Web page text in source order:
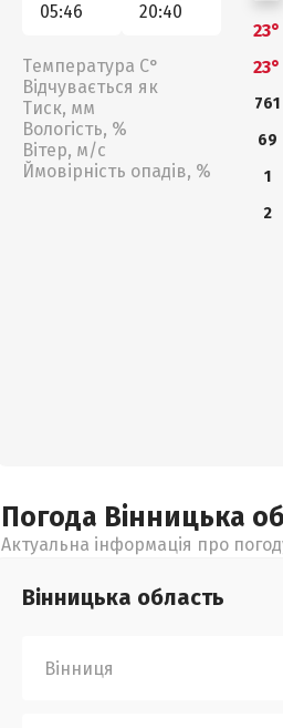
05:46
20:40
Температура С°
Відчувається як
Тиск, мм
Вологість, %
Вітер, м/с
Ймовірність опадів, %
23°
23°
761
69
1
2
Погода Вінницька
Актуальна інформація про
Вінницька область
Вінниця